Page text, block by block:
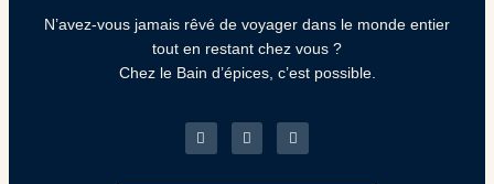
N’avez-vous jamais rêvé de voyager dans le monde entier
tout en restant chez vous ?
Chez le Bain d’épices, c’est possible.